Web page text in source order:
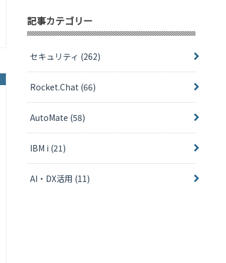
記事カテゴリー
セキュリティ (262)
Rocket.Chat (66)
AutoMate (58)
IBM i (21)
AI・DX活用 (11)